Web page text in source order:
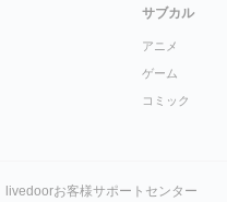
サブカル
アニメ
ゲーム
コミック
livedoorお客様サポートセンター